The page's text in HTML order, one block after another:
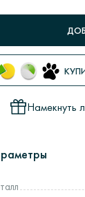
Намекнуть